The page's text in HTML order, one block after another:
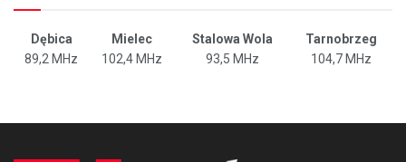
Dębica Mielec Stalowa Wola
Tarnobrzeg
89,2 MHz
102,4 MHz 93,5 MHz 104,7 MHz